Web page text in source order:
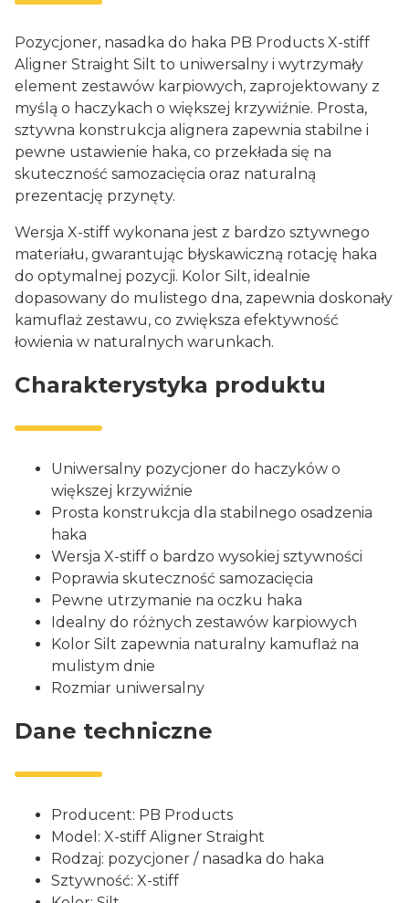
Pozycjoner, nasadka do haka PB Products X-stiff
Aligner Straight Silt to uniwersalny i wytrzymały
element zestawów karpiowych, zaprojektowany z
myślą o haczykach o większej krzywiźnie. Prosta,
sztywna konstrukcja alignera zapewnia stabilne i
pewne ustawienie haka, co przekłada się na
skuteczność samozacięcia oraz naturalną
prezentację przynęty.
Wersja X-stiff wykonana jest z bardzo sztywnego
materiału, gwarantując błyskawiczną rotację haka
do optymalnej pozycji. Kolor Silt, idealnie
dopasowany do mulistego dna, zapewnia doskonały
kamuflaż zestawu, co zwiększa efektywność
łowienia w naturalnych warunkach.
Charakterystyka produktu
Uniwersalny pozycjoner do haczyków o
większej krzywiźnie
Prosta konstrukcja dla stabilnego osadzenia
haka
Wersja X-stiff o bardzo wysokiej sztywności
Poprawia skuteczność samozacięcia
Pewne utrzymanie na oczku haka
Idealny do różnych zestawów karpiowych
Kolor Silt zapewnia naturalny kamuflaż na
mulistym dnie
Rozmiar uniwersalny
Dane techniczne
Producent: PB Products
Model: X-stiff Aligner Straight
Rodzaj: pozycjoner / nasadka do haka
Sztywność: X-stiff